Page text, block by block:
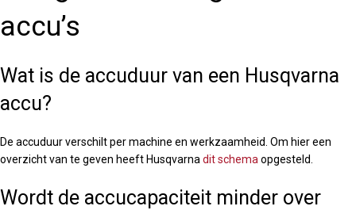
accu’s
Wat is de accuduur van een Husqvarna
accu?
De accuduur verschilt per machine en werkzaamheid. Om hier een
overzicht van te geven heeft Husqvarna dit schema opgesteld.
Wordt de accucapaciteit minder over